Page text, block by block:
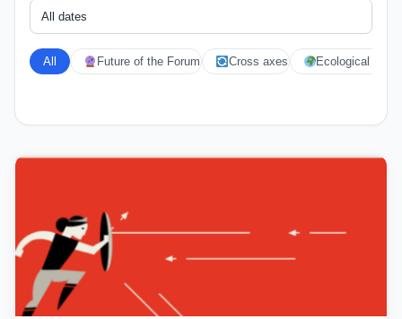
All Future of the Forum Cross axes Ecological